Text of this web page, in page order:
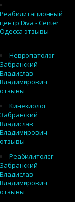
Реабилитационный
центр Diva - Center
Одесса отзывы
Невропатолог
Забранский
Владислав
Владимирович
отзывы
Кинезиолог
Забранский
Владислав
Владимирович
отзывы
Реабилитолог
Забранский
Владислав
Владимирович
отзывы